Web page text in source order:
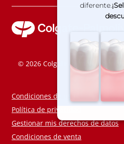
© 2026 Colgate-Palmolive
Condiciones de uso
Política de privacidad
Gestionar mis derechos de datos
Condiciones de venta